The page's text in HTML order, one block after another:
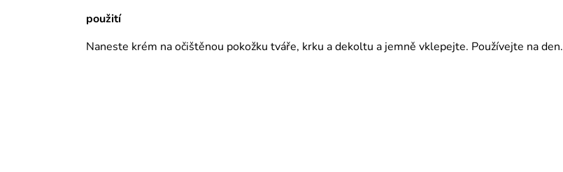
použití
Naneste krém na očištěnou pokožku tváře, krku a dekoltu a jemně vklepejte. Používejte na den.